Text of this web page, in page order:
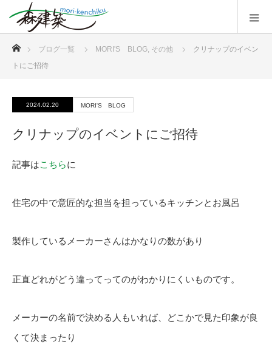
ブログ一覧 MORI'S BLOG, その他
クリナップのイベン
トにご招待
2024.02.20 MORI'S BLOG
クリナップのイベントにご招待
記事はこちらに
住宅の中で意匠的な担当を担っているキッチンとお風呂
製作しているメーカーさんはかなりの数があり
正直どれがどう違ってってのがわかりにくいものです。
メーカーの名前で決める人もいれば、どこかで見た印象が良
くて決まったり